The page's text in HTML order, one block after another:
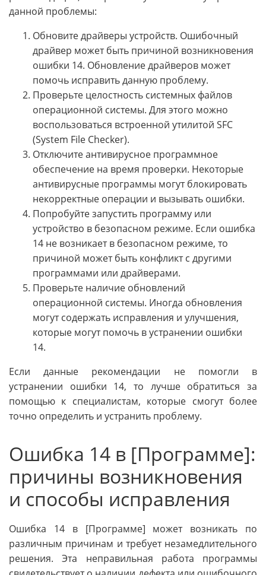
данной проблемы:
Обновите драйверы устройств. Ошибочный
драйвер может быть причиной возникновения
ошибки 14. Обновление драйверов может
помочь исправить данную проблему.
Проверьте целостность системных файлов
операционной системы. Для этого можно
воспользоваться встроенной утилитой SFC
(System File Checker).
Отключите антивирусное программное
обеспечение на время проверки. Некоторые
антивирусные программы могут блокировать
некорректные операции и вызывать ошибки.
Попробуйте запустить программу или
устройство в безопасном режиме. Если ошибка
14 не возникает в безопасном режиме, то
причиной может быть конфликт с другими
программами или драйверами.
Проверьте наличие обновлений
операционной системы. Иногда обновления
могут содержать исправления и улучшения,
которые могут помочь в устранении ошибки
14.
Если данные рекомендации не помогли в
устранении ошибки 14, то лучше обратиться за
помощью к специалистам, которые смогут более
точно определить и устранить проблему.
Ошибка 14 в [Программе]:
причины возникновения
и способы исправления
Ошибка 14 в [Программе] может возникать по
различным причинам и требует незамедлительного
решения. Эта неправильная работа программы